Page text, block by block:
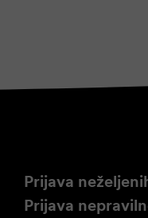
Prijava
Prijava